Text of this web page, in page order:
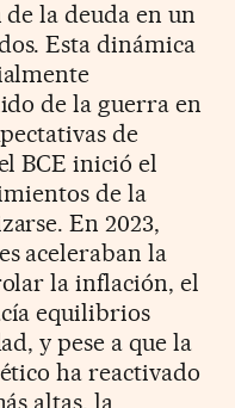
la deuda en un
Esta dinámica
de la guerra en
de
BCE inició el
de la
En 2023,
aceleraban la
la inflación, el
equilibrios
y pese a que la
ha reactivado